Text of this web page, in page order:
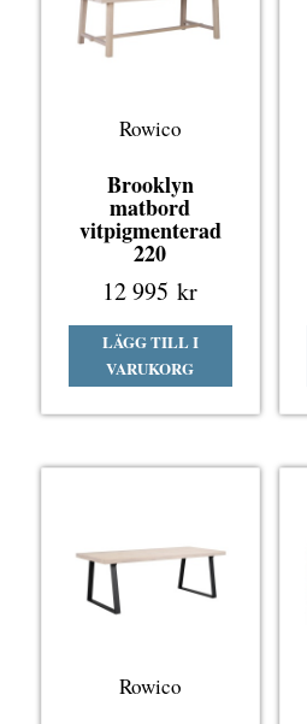
Rowico
Brooklyn
matbord
vitpigmenterad
220
12 995kr
LÄGG TILL I
VARUKORG
Rowico